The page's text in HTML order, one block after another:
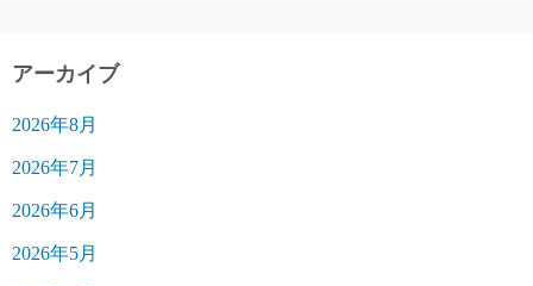
アーカイブ
2026年8月
2026年7月
2026年6月
2026年5月